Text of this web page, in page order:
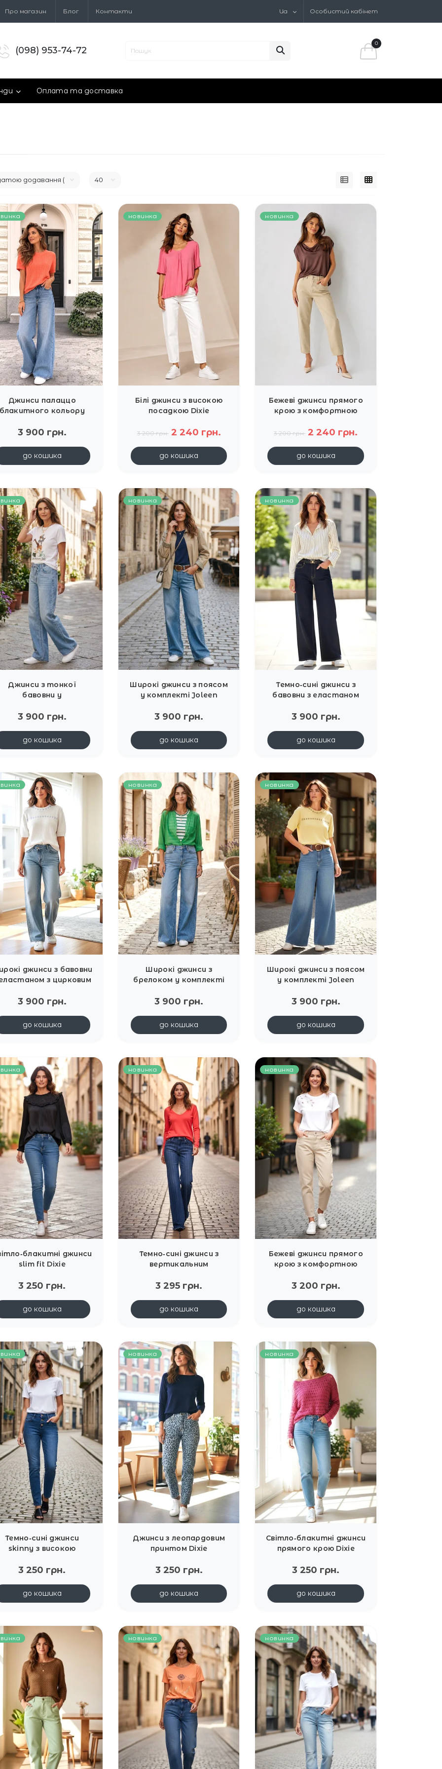
Про магазин Блог Контакти Ua Особистий кабінет
(098) 953-74-72
0
Оплата та доставка
Джинси палаццо
кольору
3 900 грн.
до кошика
новинка
Білі джинси з високою
посадкою Dixie
3 200 грн. 2 240 грн.
до кошика
новинка
Бежеві джинси прямого
крою з комфортною
3 200 грн. 2 240 грн.
до кошика
Джинси з тонкої
бавовни у
з еластичним
3 900 грн.
до кошика
новинка
Широкі джинси з поясом
у комплекті Joleen
3 900 грн.
до кошика
новинка
Темно‑сині джинси з
бавовни з еластаном
3 900 грн.
до кошика
джинси з бавовни
з цирковим
3 900 грн.
до кошика
новинка
Широкі джинси з
брелоком у комплекті
3 900 грн.
до кошика
новинка
Широкі джинси з поясом
у комплекті Joleen
3 900 грн.
до кошика
джинси
slim fit Dixie
3 250 грн.
до кошика
новинка
Темно‑сині джинси з
вертикальним
стразів Dixie
3 295 грн.
до кошика
новинка
Бежеві джинси прямого
крою з комфортною
3 200 грн.
до кошика
Темно‑сині джинси
skinny з високою
Joleen
3 250 грн.
до кошика
новинка
Джинси з леопардовим
принтом Dixie
3 250 грн.
до кошика
новинка
Світло‑блакитні джинси
прямого крою Dixie
3 250 грн.
до кошика
новинка новинка